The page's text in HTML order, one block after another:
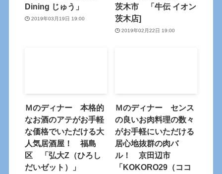
Dining じゅう」
2019年03月19日 19:00
茨木市 「牛伝 イオン
茨木店]
2019年02月22日 19:00
Ｍのディナー 本格的
なお酒のアテがお手軽
な価格でいただける大
人気居酒屋！ 福島
区 「弘大Z（ひろし
だいゼット）」
Ｍのディナー センス
の良いお肉料理の数々
がお手軽にいただける
居心地抜群の肉バ
ル！ 京田辺市
「KOKORO29（ココ